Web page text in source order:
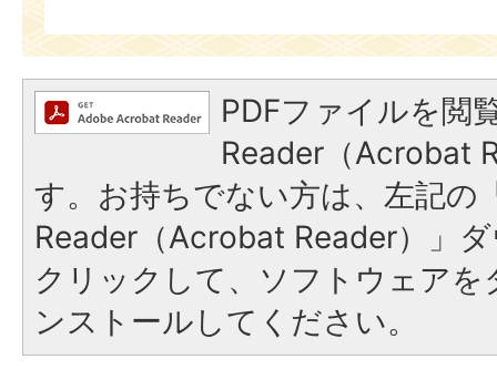
PDFファイルを閲
Reader（Acrobat
す。お持ちでない方は、左記の
Reader（Acrobat Reader）」
クリックして、ソフトウェア
ンストールしてください。